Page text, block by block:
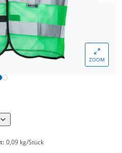
ZOOM
Preis
0,09 kg/Stück